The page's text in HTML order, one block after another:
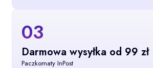
03
Darmowa wysyłka od 99 zł
Paczkomaty InPost